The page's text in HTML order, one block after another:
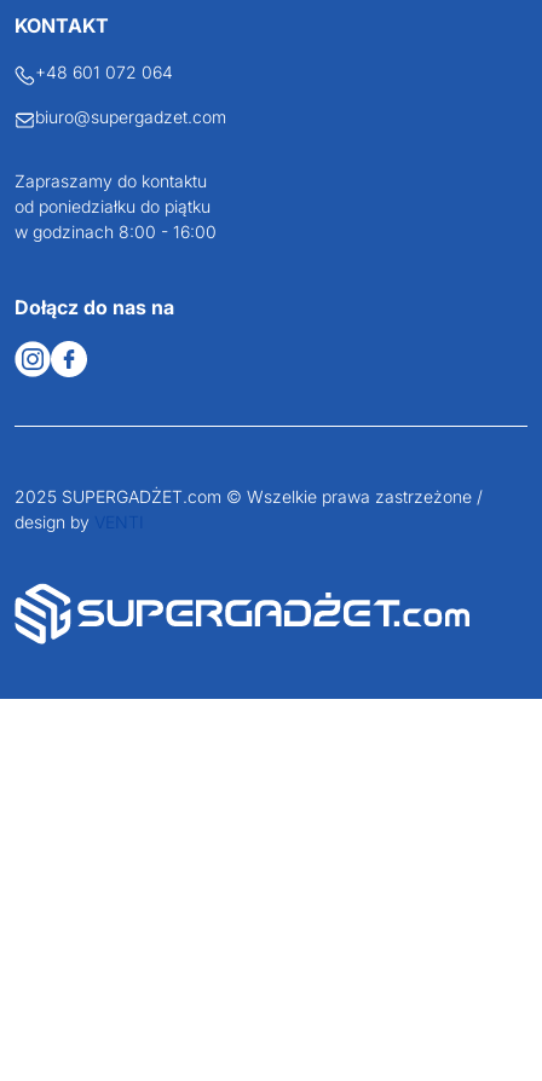
KONTAKT
+48 601 072 064
biuro@supergadzet.com
Zapraszamy do kontaktu
od poniedziałku do piątku
w godzinach 8:00 - 16:00
Dołącz do nas na
2025 SUPERGADŻET.com © Wszelkie prawa zastrzeżone /
design by VENTI